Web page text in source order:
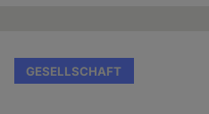
GESELLSCHAFT